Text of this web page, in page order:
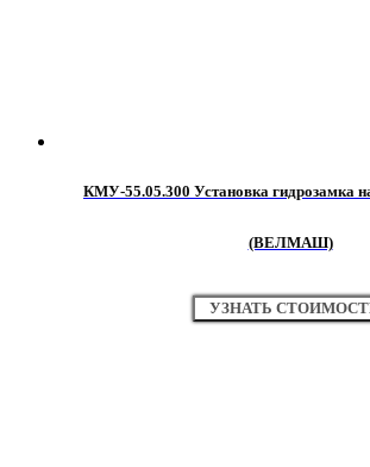
КМУ-55.05.300 Установка гидрозамка
(ВЕЛМАШ)
УЗНАТЬ